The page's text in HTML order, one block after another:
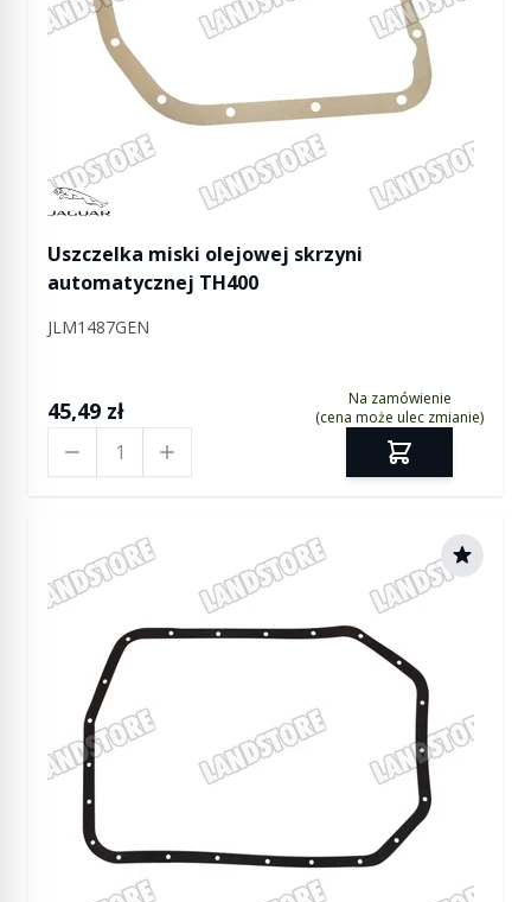
Manufactured by Jaguar
Uszczelka miski olejowej skrzyni
automatycznej TH400
JLM1487GEN
45,49 zł
Na zamówienie
(cena może ulec zmianie)